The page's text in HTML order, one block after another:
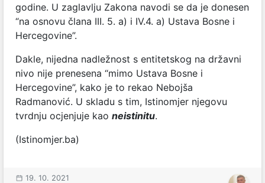
godine. U zaglavlju Zakona navodi se da je donesen
“na osnovu člana III. 5. a) i IV.4. a) Ustava Bosne i
Hercegovine”.
Dakle, nijedna nadležnost s entitetskog na državni
nivo nije prenesena “mimo Ustava Bosne i
Hercegovine”, kako je to rekao Nebojša
Radmanović. U skladu s tim, Istinomjer njegovu
tvrdnju ocjenjuje kao neistinitu.
(Istinomjer.ba)
19. 10. 2021